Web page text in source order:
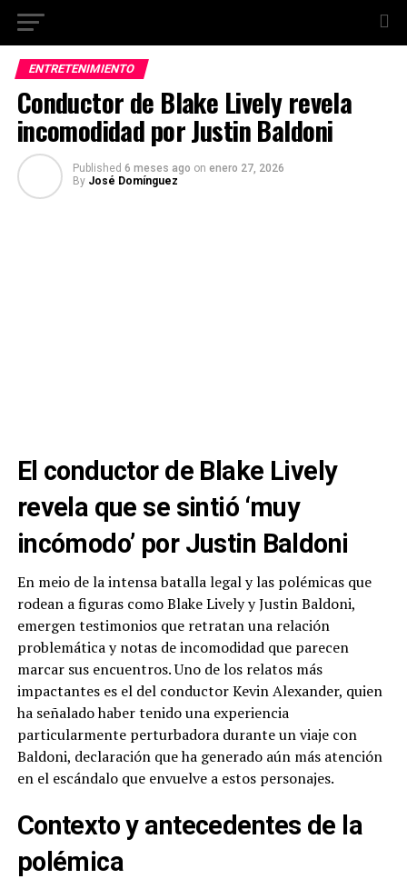
ENTRETENIMIENTO
Conductor de Blake Lively revela
incomodidad por Justin Baldoni
Published 6 meses ago on enero 27, 2026
By José Domínguez
El conductor de Blake Lively
revela que se sintió ‘muy
incómodo’ por Justin Baldoni
En meio de la intensa batalla legal y las polémicas que
rodean a figuras como Blake Lively y Justin Baldoni,
emergen testimonios que retratan una relación
problemática y notas de incomodidad que parecen
marcar sus encuentros. Uno de los relatos más
impactantes es el del conductor Kevin Alexander, quien
ha señalado haber tenido una experiencia
particularmente perturbadora durante un viaje con
Baldoni, declaración que ha generado aún más atención
en el escándalo que envuelve a estos personajes.
Contexto y antecedentes de la
polémica